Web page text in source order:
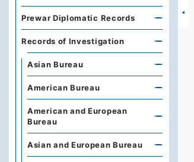
Prewar Diplomatic Records
Records of Investigation
Asian Bureau
American Bureau
American and European
Bureau
Asian and European Bureau